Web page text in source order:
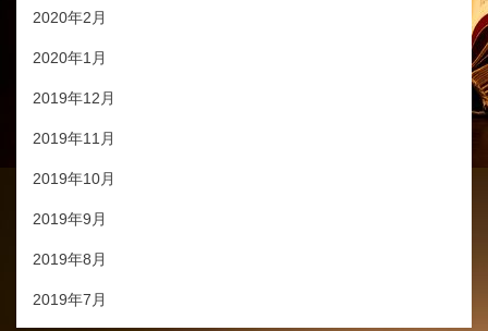
2020年2月
2020年1月
2019年12月
2019年11月
2019年10月
2019年9月
2019年8月
2019年7月